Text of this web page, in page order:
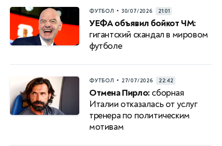
ФУТБОЛ • 30/07/2026 21:01
УЕФА объявил бойкот ЧМ:
гигантский скандал в мировом
футболе
ФУТБОЛ • 27/07/2026 22:42
Отмена Пирло: сборная
Италии отказалась от услуг
тренера по политическим
мотивам